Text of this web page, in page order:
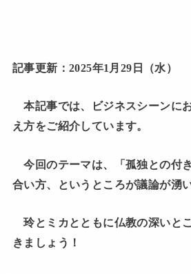
記事更新：2025年1月29日（水）
本記事では、ビジネスシーンに
え方をご紹介しています。
今回のテーマは、「孤独との付
合い方、というところが議論が湧
玲とミカとともに仏教の深いと
きましょう！